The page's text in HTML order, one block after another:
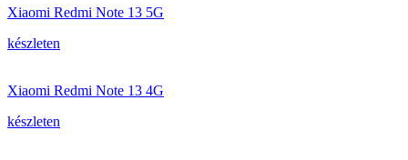
Xiaomi Redmi Note 13 5G
készleten
Xiaomi Redmi Note 13 4G
készleten